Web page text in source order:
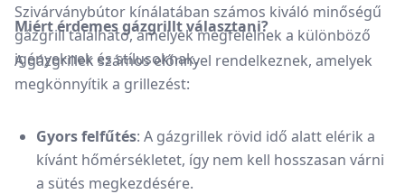
Szivárványbútor kínálatában számos kiváló minőségű
gázgrill található, amelyek megfelelnek a különböző
igényeknek és stílusoknak.
Miért érdemes gázgrillt választani?
A gázgrillek számos előnnyel rendelkeznek, amelyek
megkönnyítik a grillezést:
Gyors felfűtés: A gázgrillek rövid idő alatt elérik a
kívánt hőmérsékletet, így nem kell hosszasan várni
a sütés megkezdésére.